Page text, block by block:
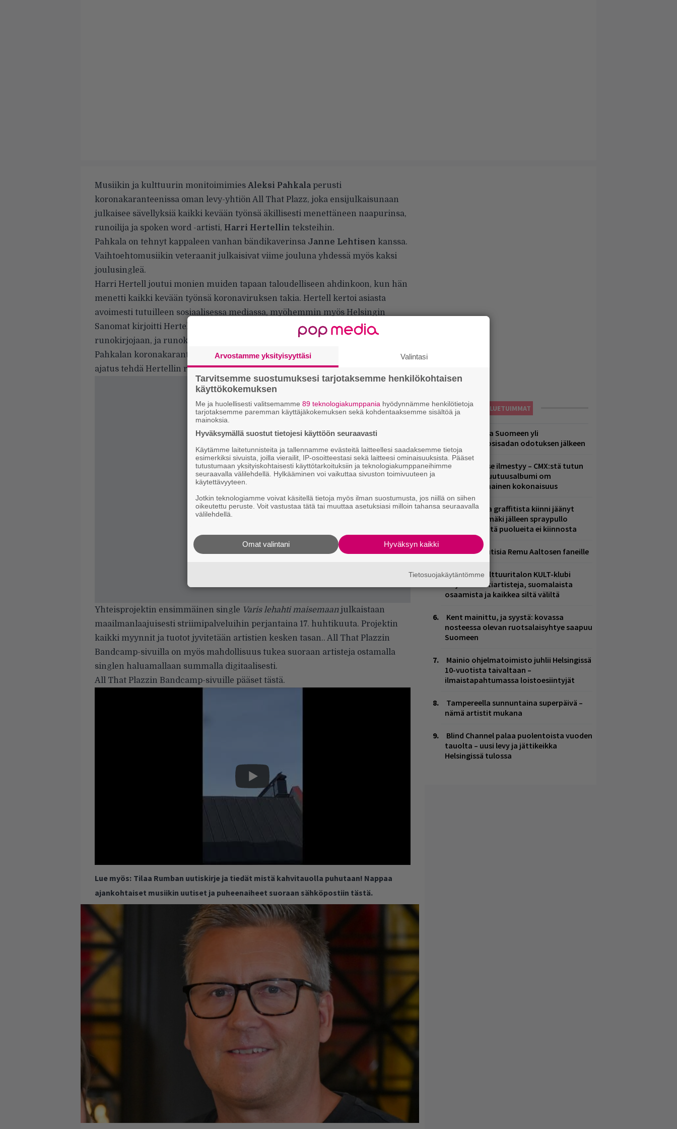
Musiikin ja kulttuurin monitoimimies Aleksi Pahkalaperusti
koronakaranteenissa oman levy-yhtiön All That Plazz, joka ensijulkaisunaan
julkaisee sävellyksiä kaikki kevään työnsä äkillisesti menettäneen naapurinsa,
runoilija ja spoken word -artisti, Harri Hertellin teksteihin.
Pahkala on tehnyt kappaleen vanhan bändikaverinsa Janne Lehtisen kanssa.
Vaihtoehtomusiikin veteraanit julkaisivat viime jouluna yhdessä myös kaksi
joulusingleä.
Harri Hertell joutui monien muiden tapaan taloudelliseen ahdinkoon, kun hän
menetti kaikki kevään työnsä koronaviruksen takia. Hertell kertoi asiasta
avoimesti tutuilleen sosiaalisessa mediassa, myöhemmin myös Helsingin
Sanomat kirjoitti Hertellin tilanteesta. Hertell pyysi ihmisiä ostamaan
runokirjojaan, ja runokirjat löysivät tiensä myös Hertellin naapurissa asuvan
Pahkalan koronakaranteenissa olleen perheen hyllyyn. Samalla syntyi myös
ajatus tehdä Hertellin runoista lauluja Pahkalan Local Al -sooloaliaksella.
Yhteisprojektin ensimmäinen single Varis lehahti maisemaanjulkaistaan
maailmanlaajuisesti striimipalveluihin perjantaina 17. huhtikuuta. Projektin
kaikki myynnit ja tuotot jyvitetään artistien kesken tasan.. All That Plazzin
Bandcamp-sivuilla on myös mahdollisuus tukea suoraan artisteja ostamalla
singlen haluamallaan summalla digitaalisesti.
All That Plazzin Bandcamp-sivuille pääset tästä.
Lue myös: Tilaa Rumban uutiskirje ja tiedät mistä kahvitauolla puhutaan! Nappaa
ajankohtaiset musiikin uutiset ja puheenaiheet suoraan sähköpostiin tästä.
LUETUIMMAT
Weezer palaa Suomeen yli
neljännesvuosisadan odotuksen jälkeen
Huomenna se ilmestyy – CMX:stä tutun
A.W. Yrjänän uutuusalbumi om
mammuttimainen kokonaisuus
Laittomasta graffitista kiinni jäänyt
Paavo Arhinmäki jälleen spraypullo
kädessä – näitä puolueita ei kiinnosta
Mainioita uutisia Remu Aaltosen faneille
Helsingin Kulttuuritalon KULT-klubi
tarjoaa kulttiartisteja, suomalaista
osaamista ja kaikkea siltä väliltä
Kent mainittu, ja syystä: kovassa
nosteessa olevan ruotsalaisyhtye saapuu
Suomeen
Mainio ohjelmatoimisto juhlii Helsingissä
10-vuotista taivaltaan –
ilmaistapahtumassa loistoesiintyjät
Tampereella sunnuntaina superpäivä –
nämä artistit mukana
Blind Channel palaa puolentoista vuoden
tauolta – uusi levy ja jättikeikka
Helsingissä tulossa
Arvostamme yksityisyyttäsi Valintasi
Tarvitsemme suostumuksesi tarjotaksemme henkilökohtaisen
käyttökokemuksen
Me ja huolellisesti valitsemamme 89 teknologiakumppania hyödynnämme henkilötietoja
tarjotaksemme paremman käyttäjäkokemuksen sekä kohdentaaksemme sisältöä ja
mainoksia.
Hyväksymällä suostut tietojesi käyttöön seuraavasti
Käytämme laitetunnisteita ja tallennamme evästeitä laitteellesi saadaksemme tietoja
esimerkiksi sivuista, joilla vierailit, IP-osoitteestasi sekä laitteesi ominaisuuksista. Pääset
tutustumaan yksityiskohtaisesti käyttötarkoituksiin ja teknologiakumppaneihimme
seuraavalla välilehdellä. Hylkääminen voi vaikuttaa sivuston toimivuuteen ja
käytettävyyteen.
Jotkin teknologiamme voivat käsitellä tietoja myös ilman suostumusta, jos niillä on siihen
oikeutettu peruste. Voit vastustaa tätä tai muuttaa asetuksiasi milloin tahansa seuraavalla
välilehdellä.
Hyväksyn kaikki
Omat valintani
Tietosuojakäytäntömme